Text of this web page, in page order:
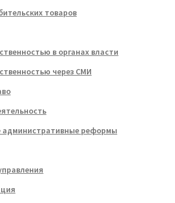
товаров
в органах власти
через СМИ
административные реформы